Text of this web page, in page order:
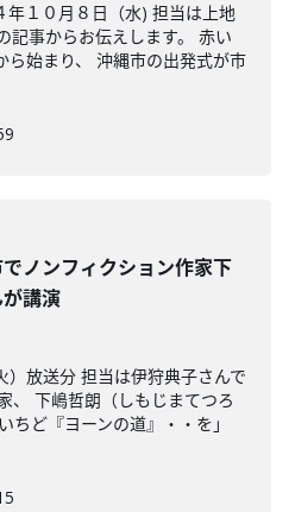
１０月８日（水) 担当は上地
記事からお伝えします。 赤い
ら始まり、 沖縄市の出発式が市
ノンフィクション作家下
講演
）放送分 担当は伊狩典子さんで
、 下嶋哲朗（しもじまてつろ
ちど『ヨーンの道』・・を」